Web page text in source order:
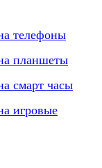
телефоны
планшеты
смарт часы
игровые